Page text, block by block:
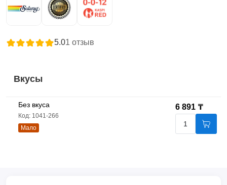
5.01 отзыв
Вкусы
Без вкуса
Код: 1041-266
Мало
6 891 ₸